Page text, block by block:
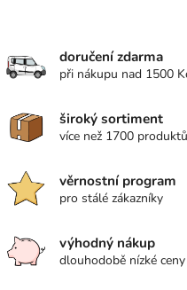
doručení zdarma
při nákupu nad 1500
široký sortiment
více než 1700
věrnostní program
pro stálé zákazníky
výhodný nákup
dlouhodobě nízké